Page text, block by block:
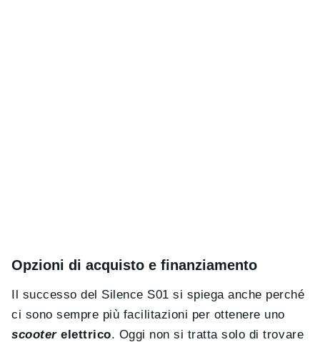
Opzioni di acquisto e finanziamento
Il successo del Silence S01 si spiega anche perché
ci sono sempre più facilitazioni per ottenere uno
scooterelettrico. Oggi non si tratta solo di trovare